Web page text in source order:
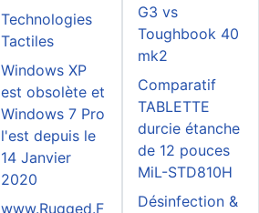
Technologies
Tactiles
Windows XP
est obsolète et
Windows 7 Pro
l'est depuis le
14 Janvier
2020
www.Rugged.F
G3 vs
Toughbook 40
mk2
Comparatif
TABLETTE
durcie étanche
de 12 pouces
MiL-STD810H
Désinfection &